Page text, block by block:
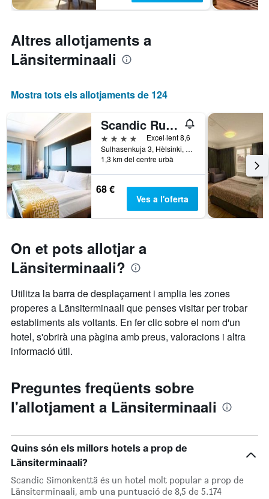
Altres allotjaments a
Länsiterminaali
Mostra tots els allotjaments de 124
Scandic Ruoholahti
4 estrelles
Excel·lent 8,6
Sulhasenkuja 3, Hèlsinki, Uusimaa, Finlàndia
1,3 km del centre urbà
68 €
Ves a l'oferta
On et pots allotjar a
Länsiterminaali?
Utilitza la barra de desplaçament i amplia les zones
properes a Länsiterminaali que penses visitar per trobar
establiments als voltants. En fer clic sobre el nom d'un
hotel, s'obrirà una pàgina amb preus, valoracions i altra
informació útil.
Preguntes freqüents sobre
l'allotjament a Länsiterminaali
Quins són els millors hotels a prop de
Länsiterminaali?
Scandic Simonkenttä és un hotel molt popular a prop de
Länsiterminaali, amb una puntuació de 8,5 de 5.174